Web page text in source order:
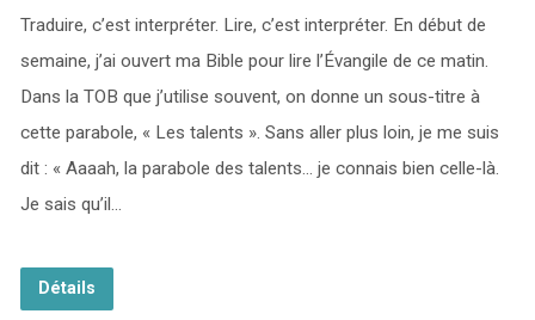
Traduire, c’est interpréter. Lire, c’est interpréter. En début de
semaine, j’ai ouvert ma Bible pour lire l’Évangile de ce matin.
Dans la TOB que j’utilise souvent, on donne un sous-titre à
cette parabole, « Les talents ». Sans aller plus loin, je me suis
dit : « Aaaah, la parabole des talents… je connais bien celle-là.
Je sais qu’il…
Détails